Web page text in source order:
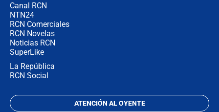
Canal RCN
NTN24
RCN Comerciales
RCN Novelas
Noticias RCN
SuperLike
La República
RCN Social
ATENCIÓN AL OYENTE